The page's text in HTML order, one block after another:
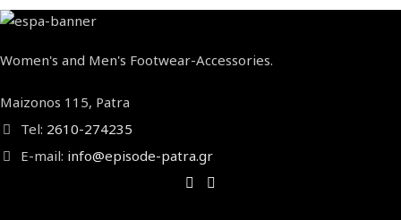
Women's and Men's Footwear-Accessories.
Maizonos 115, Patra
Tel: 2610-274235
E-mail: info@episode-patra.gr